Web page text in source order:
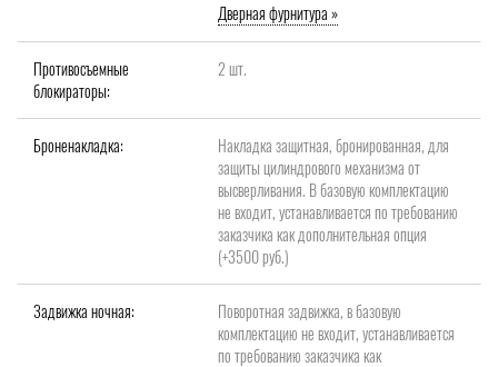
Дверная фурнитура »
Противосъемные
блокираторы:
2 шт.
Броненакладка:
Накладка защитная, бронированная, для
защиты цилиндрового механизма от
высверливания. В базовую комплектацию
не входит, устанавливается по требованию
заказчика как дополнительная опция
(+3500 руб.)
Задвижка ночная:
Поворотная задвижка, в базовую
комплектацию не входит, устанавливается
по требованию заказчика как